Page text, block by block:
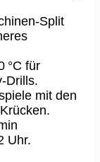
°C für
mit den
Uhr.